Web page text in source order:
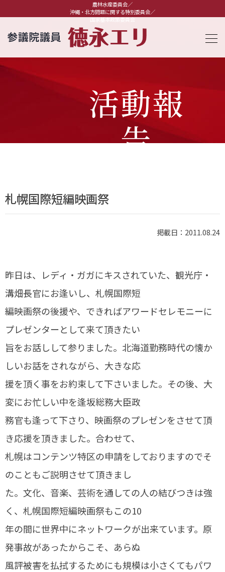
農林水産委員会／
沖縄・北方問題に関する特別委員会／
国家基本政策委員会
活動報
告
札幌国際短編映画祭
掲載日：2011.08.24
昨日は、レディ・ガガにキスされていた、観光庁・
溝畑長官にお逢いし、札幌国際短
編映画祭の後援や、できればアワードセレモニーに
プレゼンターとして来て頂きたい
旨をお話しして参りました。北海道勤務時代の懐か
しいお話をされながら、大きな応
援を頂く事をお約束して下さいました。その後、大
変にお忙しい中を逢坂総務大臣政
務官も逢って下さり、映画祭のプレゼンをさせて頂
き応援を頂きました。合わせて、
札幌はコンテンツ特区の申請をしておりますのでそ
のこともご説明させて頂きまし
た。文化、音楽、芸術を通しての人の結びつきは強
く、札幌国際短編映画祭もこの10
年の間に世界中にネットワークが出来ています。原
発事故があったからこそ、あらぬ
風評被害を払拭するためにも規模は小さくてもパワ